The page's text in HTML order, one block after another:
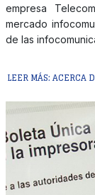
empresa
mercado
de las
LEER MÁS: ACERCA